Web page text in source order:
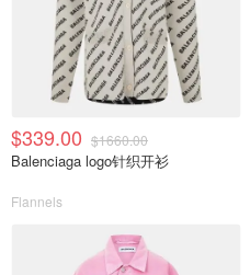
$339.00 $1660.00
Balenciaga logo针织开衫
Flannels